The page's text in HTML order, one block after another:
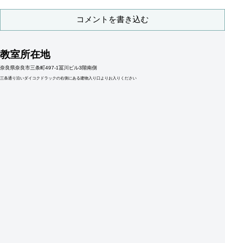
コメントを書き込む
教室所在地
奈良県奈良市三条町497-1冨川ビル3階南側
三条通り沿いダイコクドラックの右側にある建物入り口よりお入りください